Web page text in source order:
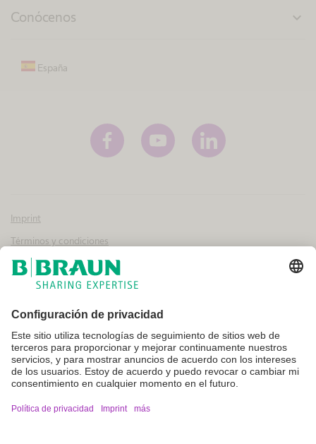
Conócenos expand_more
España
Imprint
Términos y condiciones
Aviso legal y condiciones de uso
Política de privacidad
Canal interno de información
Configuración de cookies
No todos los productos que aparecen en esta web están registrados y
de uso y presentación de dichos productos pueden variar en función